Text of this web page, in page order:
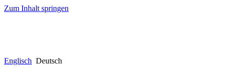
Zum Inhalt springen
Englisch Deutsch